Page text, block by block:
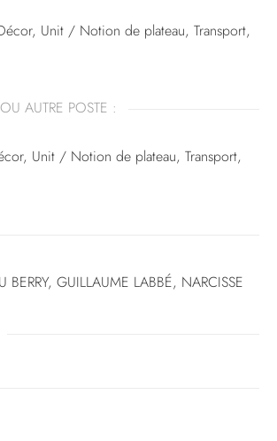
Unit / Notion de plateau, Transport,
AUTRE POSTE :
Unit / Notion de plateau, Transport,
GUILLAUME LABBÉ, NARCISSE